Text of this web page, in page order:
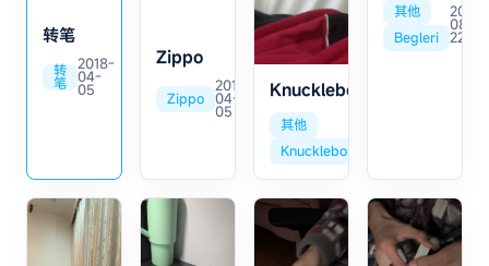
转笔
转
笔
2018-
04-
05
Zippo
Zippo
2018-
04-
05
0:13
Knucklebone
其他
Knucklebone
其他
Begleri
2022-
08-
22